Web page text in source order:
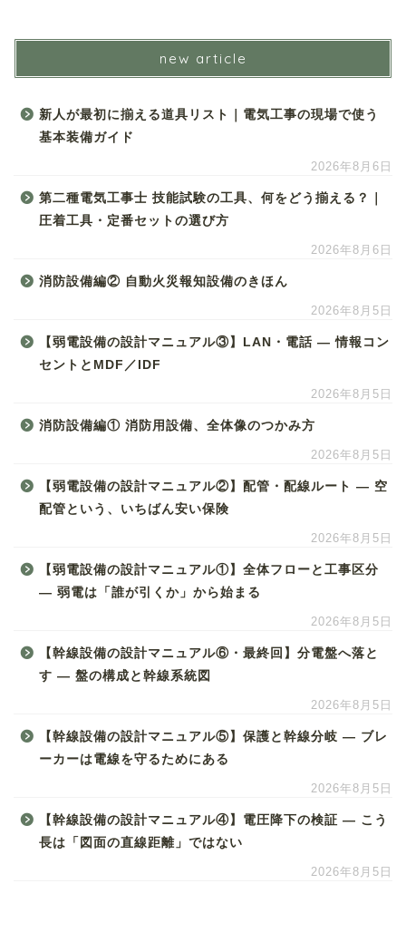
new article
新人が最初に揃える道具リスト｜電気工事の現場で使う
基本装備ガイド
2026年8月6日
第二種電気工事士 技能試験の工具、何をどう揃える？｜
圧着工具・定番セットの選び方
2026年8月6日
消防設備編② 自動火災報知設備のきほん
2026年8月5日
【弱電設備の設計マニュアル③】LAN・電話 ― 情報コン
セントとMDF／IDF
2026年8月5日
消防設備編① 消防用設備、全体像のつかみ方
2026年8月5日
【弱電設備の設計マニュアル②】配管・配線ルート ― 空
配管という、いちばん安い保険
2026年8月5日
【弱電設備の設計マニュアル①】全体フローと工事区分
― 弱電は「誰が引くか」から始まる
2026年8月5日
【幹線設備の設計マニュアル⑥・最終回】分電盤へ落と
す ― 盤の構成と幹線系統図
2026年8月5日
【幹線設備の設計マニュアル⑤】保護と幹線分岐 ― ブレ
ーカーは電線を守るためにある
2026年8月5日
【幹線設備の設計マニュアル④】電圧降下の検証 ― こう
長は「図面の直線距離」ではない
2026年8月5日